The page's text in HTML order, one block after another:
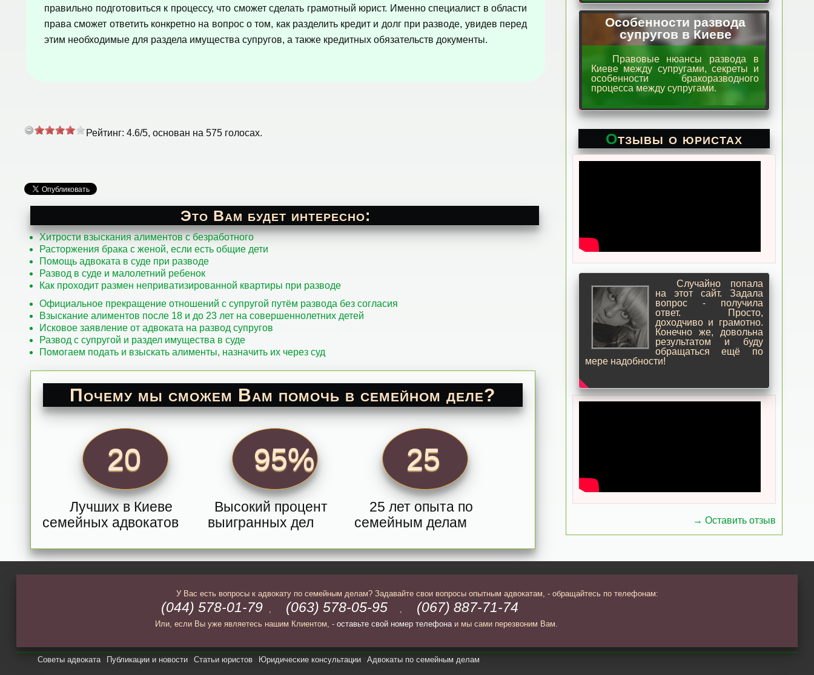
правильно подготовиться к процессу, что сможет сделать грамотный юрист. Именно специалист в области
права сможет ответить конкретно на вопрос о том, как разделить кредит и долг при разводе, увидев перед
этим необходимые для раздела имущества супругов, а также кредитных обязательств документы.
Рейтинг: 4.6/5, основан на 575 голосах.
Это Вам будет интересно:
Хитрости взыскания алиментов с безработного
Расторжения брака с женой, если есть общие дети
Помощь адвоката в суде при разводе
Развод в суде и малолетний ребенок
Как проходит размен неприватизированной квартиры при разводе
Официальное прекращение отношений с супругой путём развода без согласия
Взыскание алиментов после 18 и до 23 лет на совершеннолетних детей
Исковое заявление от адвоката на развод супругов
Развод с супругой и раздел имущества в суде
Помогаем подать и взыскать алименты, назначить их через суд
Почему мы сможем Вам помочь в семейном деле?
20
Лучших в Киеве
семейных адвокатов
95%
Высокий процент
выигранных дел
25
25 лет опыта по
семейным делам
Особенности развода
супругов в Киеве
Правовые нюансы развода в
Киеве между супругами, секреты и
особенности бракоразводного
процесса между супругами.
Отзывы о юристах
Случайно попала
на этот сайт. Задала
вопрос - получила
ответ. Просто,
доходчиво и грамотно.
Конечно же, довольна
результатом и буду
обращаться ещё по
мере надобности!
→ Оставить отзыв
У Вас есть вопросы к адвокату по семейным делам? Задавайте свои вопросы опытным адвокатам, - обращайтесь по телефонам:
(044) 578-01-79 , (063) 578-05-95 , (067) 887-71-74
Или, если Вы уже являетесь нашим Клиентом, -оставьте свой номер телефонаи мы сами перезвоним Вам.
Советы адвоката Публикации и новости Статьи юристов Юридические консультации Адвокаты по семейным делам